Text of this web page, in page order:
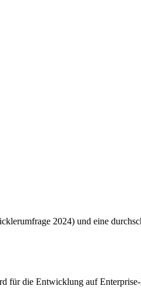
2024) und eine
für die Entwicklung auf